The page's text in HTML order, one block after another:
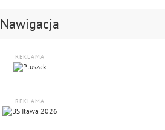
Nawigacja
REKLAMA
REKLAMA